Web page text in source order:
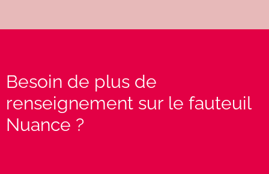
Besoin de plus de
renseignement sur le fauteuil
Nuance ?